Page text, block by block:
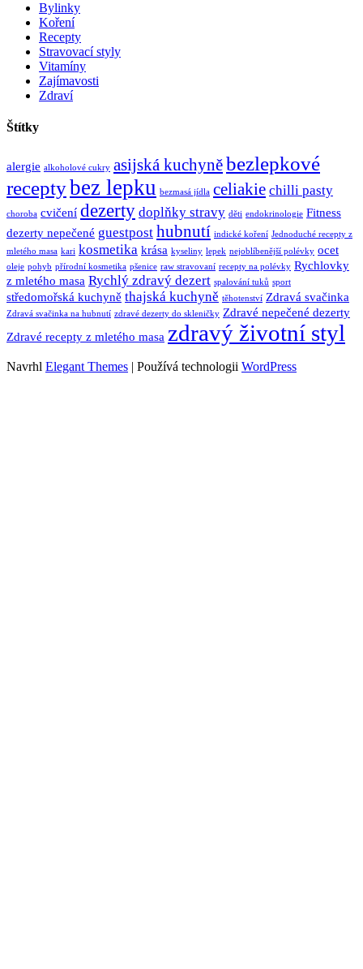
Bylinky
Koření
Recepty
Stravovací styly
Vitamíny
Zajímavosti
Zdraví
Štítky
alergie alkoholové cukry asijská kuchyněbezlepkové
receptybez lepku bezmasá jídla celiakie chilli pasty
choroba cvičení dezerty doplňky stravy děti endokrinologie Fitness
dezerty nepečené guestpost hubnutí indické koření Jednoduché recepty z
mletého masa kari kosmetika krása kyseliny lepek nejoblíbenější polévky ocet
oleje pohyb přírodní kosmetika pšenice raw stravovaní recepty na polévky Rychlovky
z mletého masa Rychlý zdravý dezert spalování tuků sport
středomořská kuchyně thajská kuchyně těhotenství Zdravá svačinka
Zdravá svačinka na hubnutí zdravé dezerty do skleničky Zdravé nepečené dezerty
Zdravé recepty z mletého masa zdravý životní styl
Navrhl Elegant Themes | Používá technologii WordPress